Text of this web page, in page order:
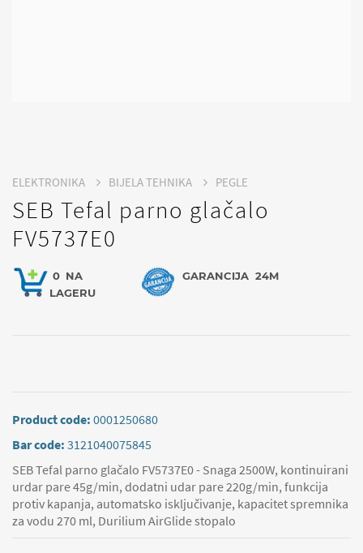
ELEKTRONIKA BIJELA TEHNIKA PEGLE
SEB Tefal parno glačalo
FV5737E0
0 NA
LAGERU
GARANCIJA 24M
Product code: 0001250680
Bar code: 3121040075845
SEB Tefal parno glačalo FV5737E0 - Snaga 2500W, kontinuirani
urdar pare 45g/min, dodatni udar pare 220g/min, funkcija
protiv kapanja, automatsko isključivanje, kapacitet spremnika
za vodu 270 ml, Durilium AirGlide stopalo